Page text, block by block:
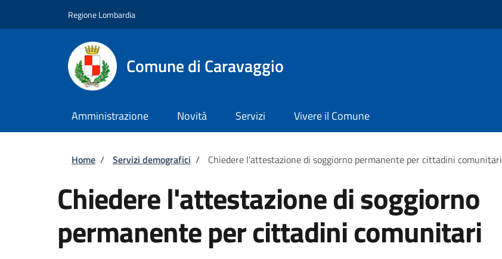
Regione Lombardia
Comune di Caravaggio
Amministrazione Novità Servizi Vivere il Comune
Briciole di pane
Home / Servizi demografici / Chiedere l'attestazione di soggiorno permanente per cittadini comunitari
Chiedere l'attestazione di soggiorno
permanente per cittadini comunitari